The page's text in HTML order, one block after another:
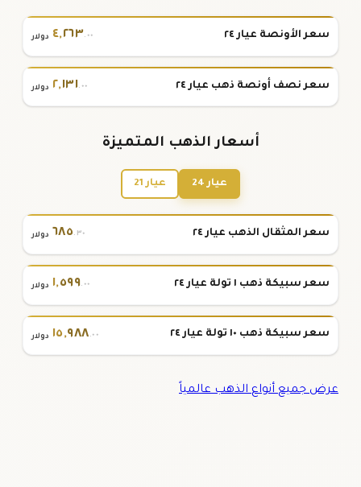
سعر الأونصة عيار ٢٤ ٤,٢٦٣.٠٠ دولار
سعر نصف أونصة ذهب عيار ٢٤ ٢,١٣١.٠٠ دولار
أسعار الذهب المتميزة
عيار 24 عيار 21
سعر المثقال الذهب عيار ٢٤ ٦٨٥.٣٠ دولار
سعر سبيكة ذهب ١ تولة عيار ٢٤ ١,٥٩٩.٠٠ دولار
سعر سبيكة ذهب ١٠ تولة عيار ٢٤ ١٥,٩٨٨.٠٠ دولار
عرض جميع أنواع الذهب عالمياً